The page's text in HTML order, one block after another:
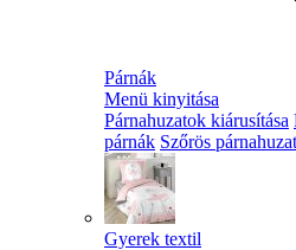
Párnák
Menü kinyitása
Párnahuzatok kiárusítása
párnák Szőrös
Gyerek textil